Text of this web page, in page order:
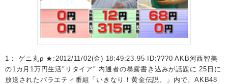
1： ゲニ丸ρ ★:2012/11/02(金) 18:49:23.95 ID:???0 AKB河西智美
の1カ月1万円生活″リタイア″ 内通者の暴露書き込みが話題に 25日に
放送されたバラエティ番組「いきなり！黄金伝説。」内で、AKB48